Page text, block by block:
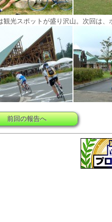
光スポットが盛り沢山。次回は、
前回の報告へ